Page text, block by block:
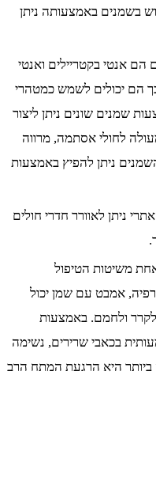
בשמנים באמצעותה ניתן
אנטי בקטריילים ואנטי
הם יכולים לשמש כמטהרי
שמנים שונים ניתן ליצור
לחולי אסתמה, מרווה
ניתן להפיץ באמצעות
ניתן לאוורר חדרי חולים
משיטות הטיפול
אמבט עם שמן יכול
ולחמם. באמצעות
בכאבי שרירים, נשימה
ביותר היא הרגעת המתח הרב